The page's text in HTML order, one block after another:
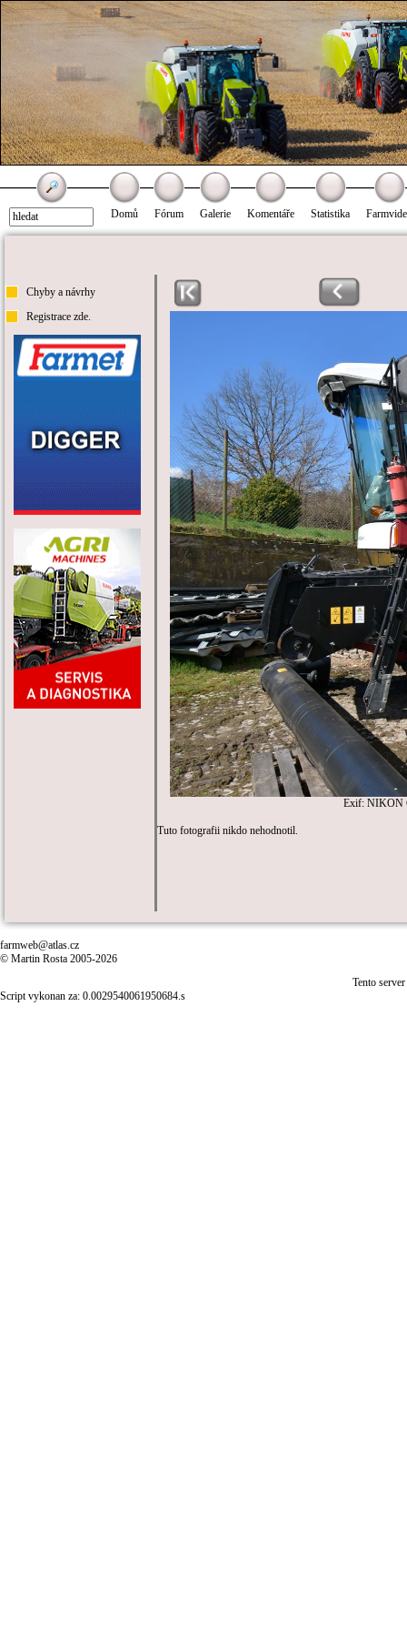
Domů Fórum Galerie Komentáře Statistika
Chyby a návrhy
Registrace zde.
Exif: NIKON
Tuto fotografii nikdo nehodnotil.
farmweb@atlas.cz
© Martin Rosta 2005-2026
Tento
Script vykonan za: 0.0029540061950684.s